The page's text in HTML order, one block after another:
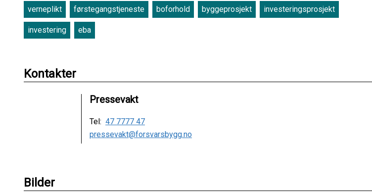
verneplikt førstegangstjeneste boforhold byggeprosjekt investeringsprosjekt
investering eba
Kontakter
Pressevakt
Tel: 47 7777 47
pressevakt@forsvarsbygg.no
Bilder